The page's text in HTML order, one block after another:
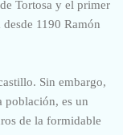
Tortosa y el primer
desde 1190 Ramón
Sin embargo,
población, es un
de la formidable